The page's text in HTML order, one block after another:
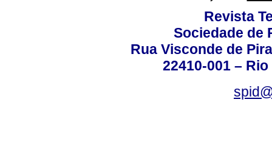
Revista
Sociedade de
Rua Visconde de
22410-001 –